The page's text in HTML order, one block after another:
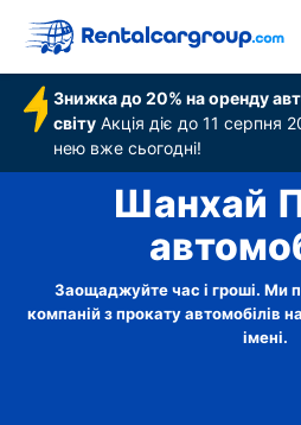
Знижка до 20% на оренду
світу Акція діє до 11 серпня
нею вже сьогодні!
Шанхай
Заощаджуйте час і гроші. Ми
компаній з прокату автомобілів
імені.